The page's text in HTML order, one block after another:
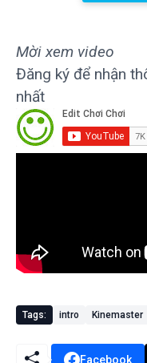
Mời xem video
Đăng ký để nhận
nhất
Tags: intro Kinemaster
Facebook